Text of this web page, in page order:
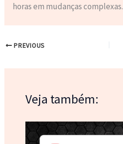
horas em mudanças complexas.
PREVIOUS
Veja também: